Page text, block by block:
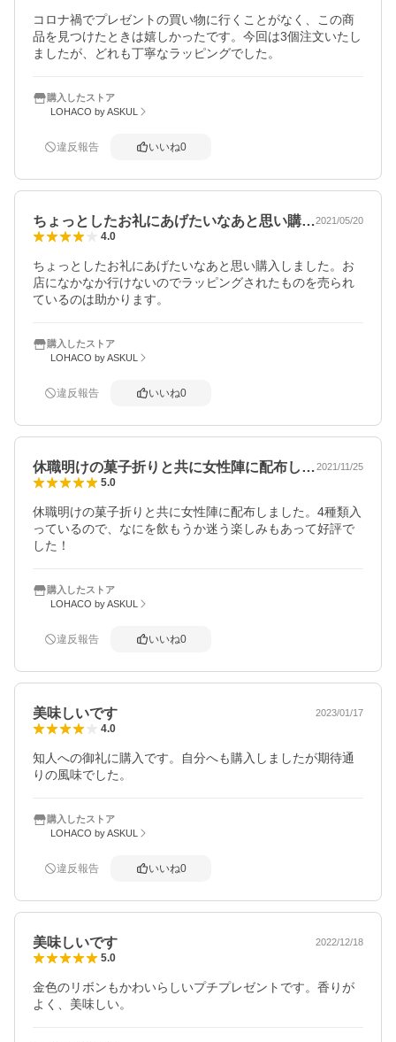
コロナ禍でプレゼントの買い物に行くことがなく、この商
品を見つけたときは嬉しかったです。今回は3個注文いたし
ましたが、どれも丁寧なラッピングでした。
購入したストア
LOHACO by ASKUL
違反報告 いいね0
ちょっとしたお礼にあげたいなあと思い購…2021/05/20
4.0
ちょっとしたお礼にあげたいなあと思い購入しました。お
店になかなか行けないのでラッピングされたものを売られ
ているのは助かります。
購入したストア
LOHACO by ASKUL
違反報告 いいね0
休職明けの菓子折りと共に女性陣に配布し…2021/11/25
5.0
休職明けの菓子折りと共に女性陣に配布しました。4種類入
っているので、なにを飲もうか迷う楽しみもあって好評で
した！
購入したストア
LOHACO by ASKUL
違反報告 いいね0
美味しいです 2023/01/17
4.0
知人への御礼に購入です。自分へも購入しましたが期待通
りの風味でした。
購入したストア
LOHACO by ASKUL
違反報告 いいね0
美味しいです 2022/12/18
5.0
金色のリボンもかわいらしいプチプレゼントです。香りが
よく、美味しい。